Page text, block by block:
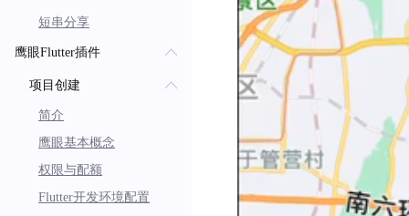
短串分享
鹰眼Flutter插件
项目创建
简介
鹰眼基本概念
权限与配额
Flutter开发环境配置